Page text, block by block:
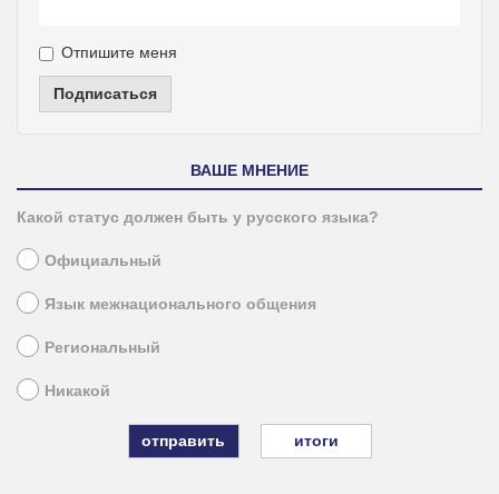
Отпишите меня
Подписаться
ВАШЕ МНЕНИЕ
Какой статус должен быть у русского языка?
Официальный
Язык межнационального общения
Региональный
Никакой
итоги